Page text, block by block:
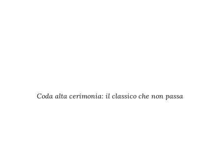
Coda alta cerimonia: il classico che non passa